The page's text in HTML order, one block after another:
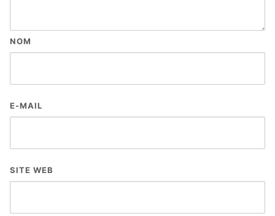
NOM
E-MAIL
SITE WEB